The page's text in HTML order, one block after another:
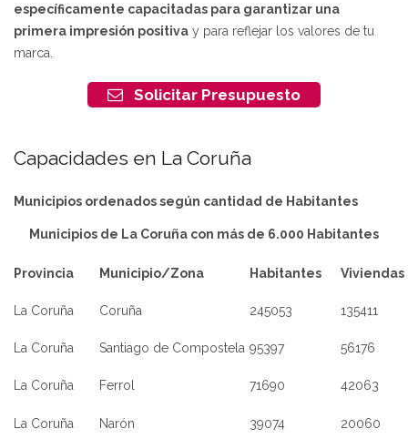
específicamente capacitadas para garantizar una
primera impresión positiva y para reflejar los valores de tu
marca.
Solicitar Presupuesto
Capacidades en La Coruña
Municipios ordenados según cantidad de Habitantes
Municipios de La Coruña con más de 6.000 Habitantes
Provincia Municipio/Zona Habitantes Viviendas
La Coruña Coruña 245053 135411
La Coruña Santiago de Compostela 95397 56176
La Coruña Ferrol 71690 42063
La Coruña Narón 39074 20060